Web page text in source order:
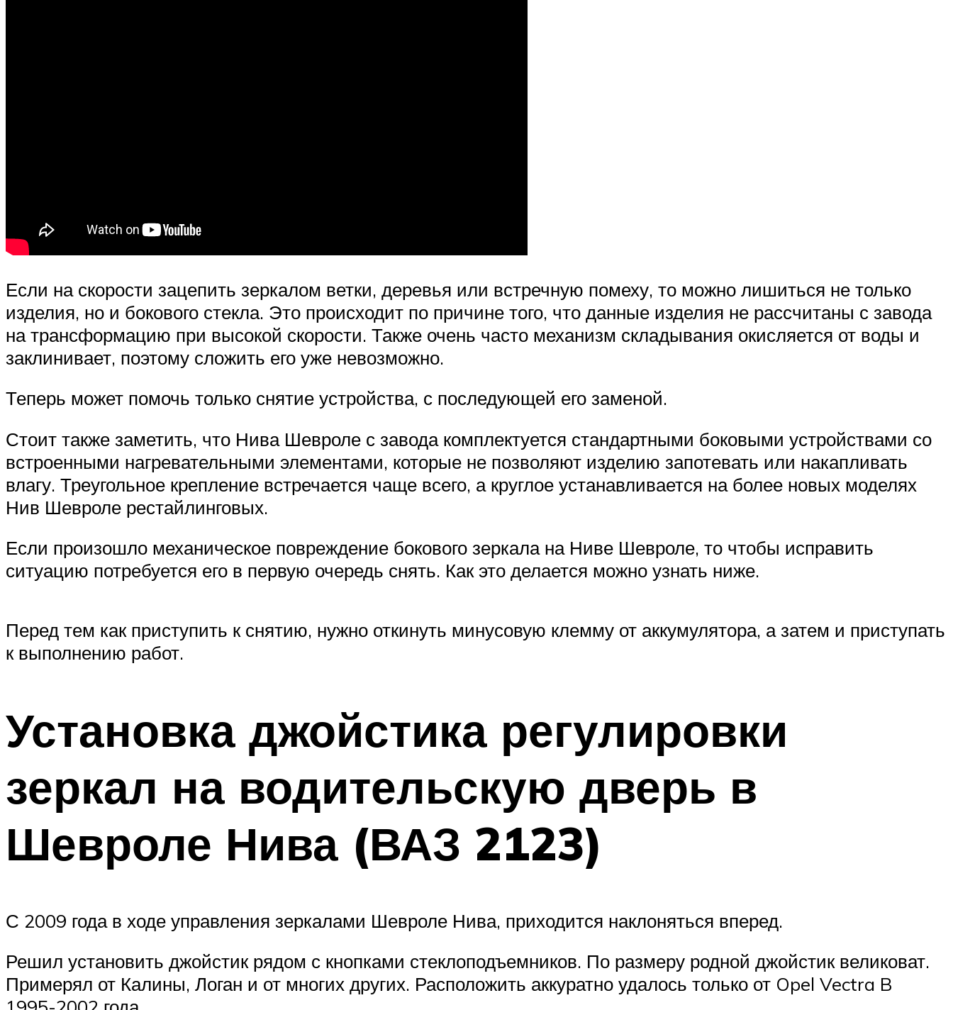
Если на скорости зацепить зеркалом ветки, деревья или встречную помеху, то можно лишиться не только
изделия, но и бокового стекла. Это происходит по причине того, что данные изделия не рассчитаны с завода
на трансформацию при высокой скорости. Также очень часто механизм складывания окисляется от воды и
заклинивает, поэтому сложить его уже невозможно.
Теперь может помочь только снятие устройства, с последующей его заменой.
Стоит также заметить, что Нива Шевроле с завода комплектуется стандартными боковыми устройствами со
встроенными нагревательными элементами, которые не позволяют изделию запотевать или накапливать
влагу. Треугольное крепление встречается чаще всего, а круглое устанавливается на более новых моделях
Нив Шевроле рестайлинговых.
Если произошло механическое повреждение бокового зеркала на Ниве Шевроле, то чтобы исправить
ситуацию потребуется его в первую очередь снять. Как это делается можно узнать ниже.
Перед тем как приступить к снятию, нужно откинуть минусовую клемму от аккумулятора, а затем и приступать
к выполнению работ.
Установка джойстика регулировки
зеркал на водительскую дверь в
Шевроле Нива (ВАЗ 2123)
С 2009 года в ходе управления зеркалами Шевроле Нива, приходится наклоняться вперед.
Решил установить джойстик рядом с кнопками стеклоподъемников. По размеру родной джойстик великоват.
Примерял от Калины, Логан и от многих других. Расположить аккуратно удалось только от Opel Vectra B